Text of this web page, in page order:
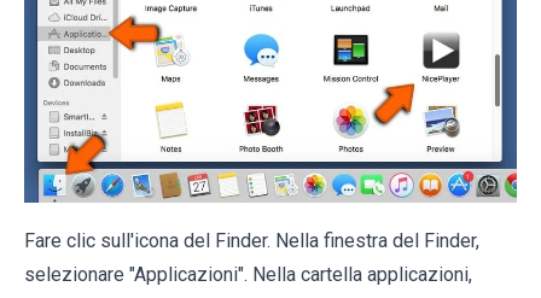
Fare clic sull'icona del Finder. Nella finestra del Finder,
selezionare "Applicazioni". Nella cartella applicazioni,